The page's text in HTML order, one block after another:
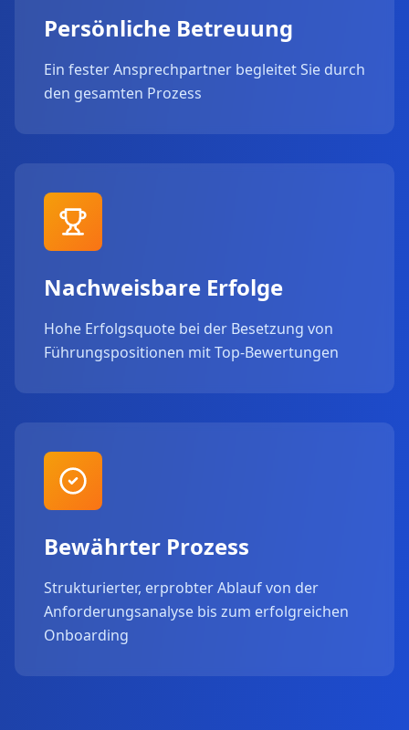
Persönliche Betreuung
Ein fester Ansprechpartner begleitet Sie durch
den gesamten Prozess
Nachweisbare Erfolge
Hohe Erfolgsquote bei der Besetzung von
Führungspositionen mit Top-Bewertungen
Bewährter Prozess
Strukturierter, erprobter Ablauf von der
Anforderungsanalyse bis zum erfolgreichen
Onboarding